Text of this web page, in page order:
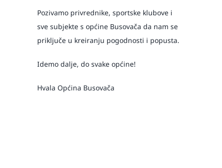
Pozivamo privrednike, sportske klubove i
sve subjekte s općine Busovača da nam se
priključe u kreiranju pogodnosti i popusta.
Idemo dalje, do svake općine!
Hvala Općina Busovača